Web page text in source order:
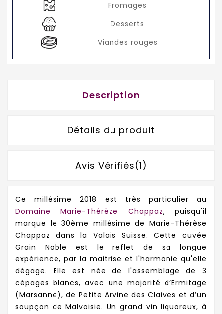
Fromages
Desserts
Viandes rouges
Description
Détails du produit
Avis Vérifiés(1)
Ce millésime 2018 est très particulier au
Domaine Marie-Thérèze Chappaz, puisqu'il
marque le 30ème millésime de Marie-Thérèse
Chappaz dans la Valais Suisse. Cette cuvée
Grain Noble est le reflet de sa longue
expérience, par la maitrise et l'harmonie qu'elle
dégage. Elle est née de l'assemblage de 3
cépages blancs, avec une majorité d’Ermitage
(Marsanne), de Petite Arvine des Claives et d’un
soupçon de Malvoisie. Un grand vin liquoreux, à